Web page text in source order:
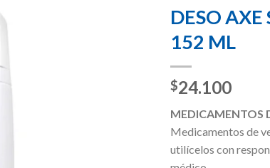
DESO AXE
152 ML
$24.100
MEDICAMENTOS
Medicamentos de
utilícelos con